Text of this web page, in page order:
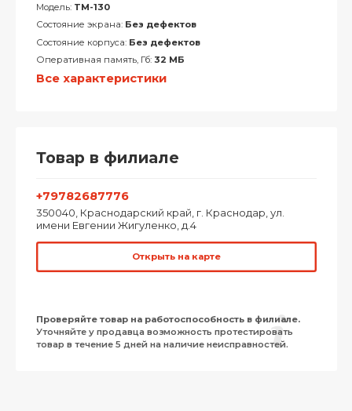
Модель: TM-130
Состояние экрана: Без дефектов
Состояние корпуса: Без дефектов
Оперативная память, Гб: 32 МБ
Все характеристики
Товар в филиале
+79782687776
350040, Краснодарский край, г. Краснодар, ул.
имени Евгении Жигуленко, д.4
Открыть на карте
Проверяйте товар на работоспособность в филиале.
Уточняйте у продавца возможность протестировать
товар в течение 5 дней на наличие неисправностей.